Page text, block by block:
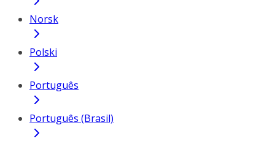
Norsk
Polski
Português
Português (Brasil)